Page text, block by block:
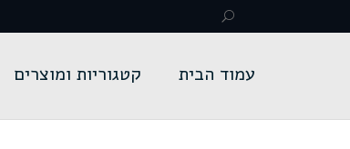
עמוד הבית קטגוריות ומוצרים